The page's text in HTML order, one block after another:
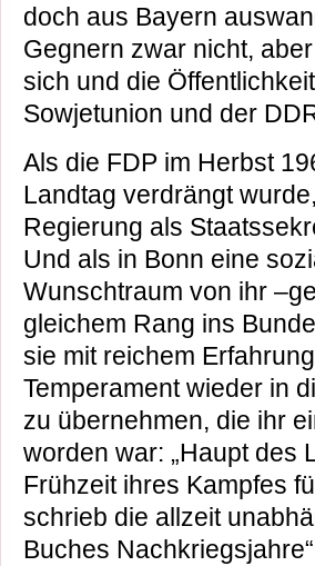
doch aus Bayern
Gegnern zwar nicht,
sich und die
Sowjetunion und der
Als die FDP im Herbst
Landtag verdrängt
Regierung als
Und als in Bonn eine
Wunschtraum von ihr
gleichem Rang ins
sie mit reichem
Temperament wieder in
zu übernehmen, die ihr
worden war: „Haupt des
Frühzeit ihres Kampfes
schrieb die allzeit
Buches